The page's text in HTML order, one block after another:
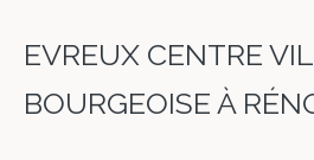
EVREUX CENTRE
BOURGEOISE À